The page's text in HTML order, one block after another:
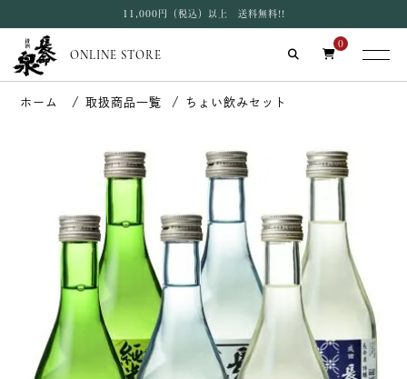
11,000円（税込）以上 送料無料!!
ONLINE STORE
0
取扱商品一覧 ちょい飲みセット